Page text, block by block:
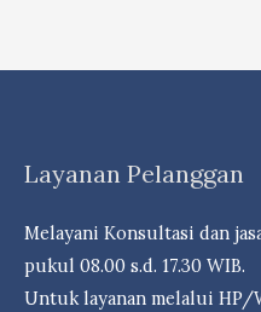
dDna
Campuran
Berpeluang
Cuan- Law
Layanan Pelanggan
Melayani Konsultasi dan
pukul 08.00 s.d. 17.30 WIB.
Untuk layanan melalui HP/